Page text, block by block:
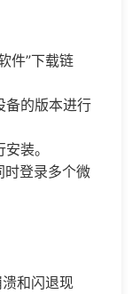
件”下载链
备的版本进行
装。
时登录多个微
和闪退现